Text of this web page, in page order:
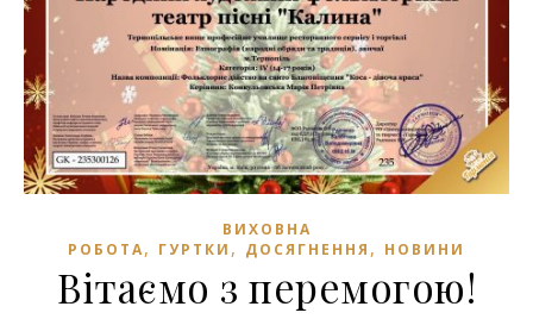
ВИХОВНА
РОБОТА, ГУРТКИ , ДОСЯГНЕННЯ , НОВИНИ
Вітаємо з перемогою!